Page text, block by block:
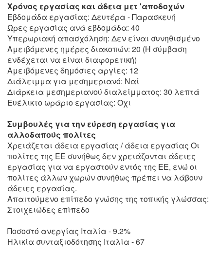
Χρόνος εργασίας και άδεια μετ 'αποδοχών
Εβδομάδα εργασίας: Δευτέρα - Παρασκευή
Ώρες εργασίας ανά εβδομάδα: 40
Υπερωριακή απασχόληση: Δεν είναι συνηθισμένο
Αμειβόμενες ημέρες διακοπών: 20 (Η σύμβαση
ενδέχεται να είναι διαφορετική)
Αμειβόμενες δημόσιες αργίες: 12
Διάλειμμα για μεσημεριανό: Ναί
Διάρκεια μεσημεριανού διαλείμματος: 30 λεπτά
Ευέλικτο ωράριο εργασίας: Οχι
Συμβουλές για την εύρεση εργασίας για
αλλοδαπούς πολίτες
Χρειάζεται άδεια εργασίας / άδεια εργασίας Οι
πολίτες της ΕΕ συνήθως δεν χρειάζονται άδειες
εργασίας για να εργαστούν εντός της ΕΕ, ενώ οι
πολίτες άλλων χωρών συνήθως πρέπει να λάβουν
άδειες εργασίας.
Απαιτούμενο επίπεδο γνώσης της τοπικής γλώσσας:
Στοιχειώδες επίπεδο
Ποσοστό ανεργίας Ιταλία - 9.2%
Ηλικία συνταξιοδότησης Ιταλία - 67